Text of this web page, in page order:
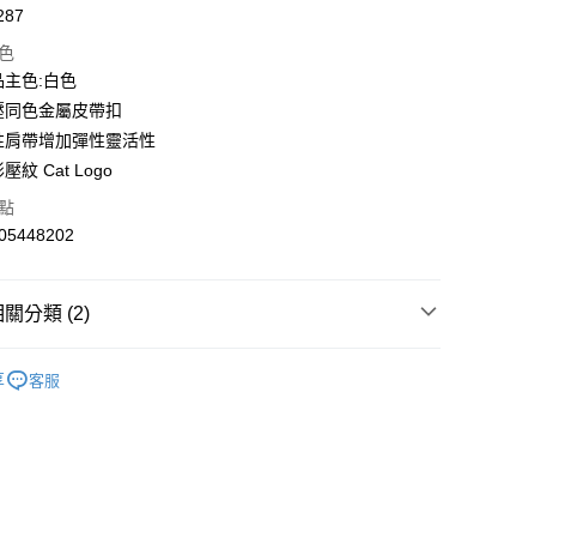
式
家取貨
主色:白色
同色金屬皮帶扣
肩帶增加彈性靈活性
壓紋 Cat Logo
關分類 (2)
客服